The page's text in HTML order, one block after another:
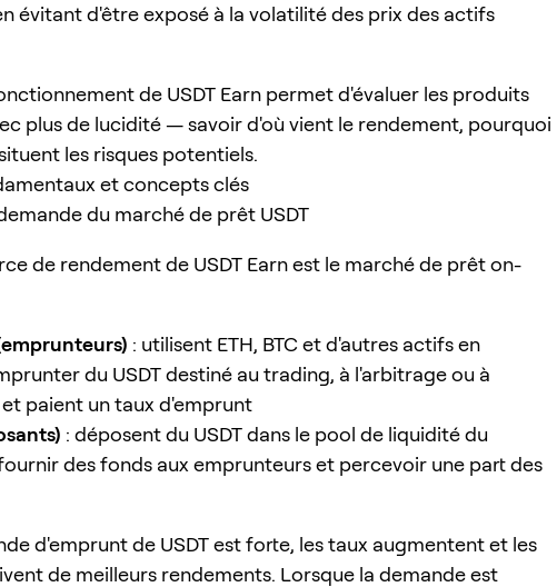
évitant d'être exposé à la volatilité des prix des actifs
de USDT Earn permet d'évaluer les produits
plus de lucidité — savoir d'où vient le rendement, pourquoi
les risques potentiels.
et concepts clés
du marché de prêt USDT
de rendement de USDT Earn est le marché de prêt on-
: utilisent ETH, BTC et d'autres actifs en
du USDT destiné au trading, à l'arbitrage ou à
paient un taux d'emprunt
: déposent du USDT dans le pool de liquidité du
des fonds aux emprunteurs et percevoir une part des
d'emprunt de USDT est forte, les taux augmentent et les
de meilleurs rendements. Lorsque la demande est